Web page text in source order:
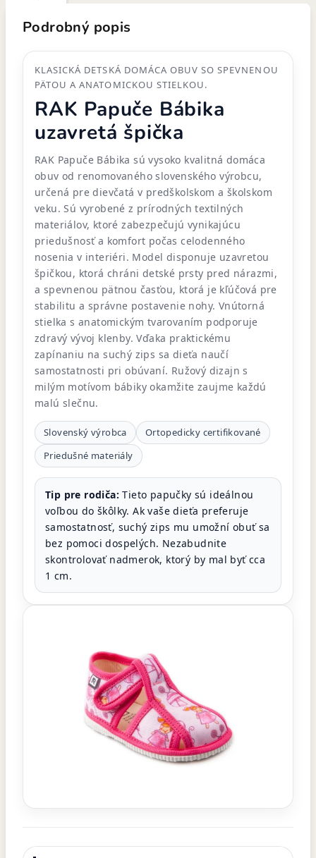
Podrobný popis
KLASICKÁ DETSKÁ DOMÁCA OBUV SO SPEVNENOU
PÄTOU A ANATOMICKOU STIELKOU.
RAK Papuče Bábika
uzavretá špička
RAK Papuče Bábika sú vysoko kvalitná domáca
obuv od renomovaného slovenského výrobcu,
určená pre dievčatá v predškolskom a školskom
veku. Sú vyrobené z prírodných textilných
materiálov, ktoré zabezpečujú vynikajúcu
priedušnosť a komfort počas celodenného
nosenia v interiéri. Model disponuje uzavretou
špičkou, ktorá chráni detské prsty pred nárazmi,
a spevnenou pätnou časťou, ktorá je kľúčová pre
stabilitu a správne postavenie nohy. Vnútorná
stielka s anatomickým tvarovaním podporuje
zdravý vývoj klenby. Vďaka praktickému
zapínaniu na suchý zips sa dieťa naučí
samostatnosti pri obúvaní. Ružový dizajn s
milým motívom bábiky okamžite zaujme každú
malú slečnu.
Slovenský výrobca
Ortopedicky certifikované
Priedušné materiály
Tip pre rodiča: Tieto papučky sú ideálnou
voľbou do škôlky. Ak vaše dieťa preferuje
samostatnosť, suchý zips mu umožní obuť sa
bez pomoci dospelých. Nezabudnite
skontrolovať nadmerok, ktorý by mal byť cca
1 cm.